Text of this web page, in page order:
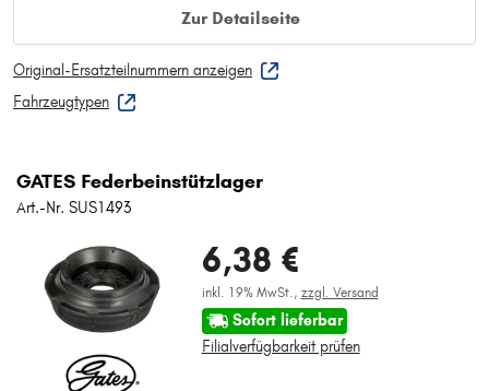
Zur Detailseite
Original-Ersatzteilnummern anzeigen
Fahrzeugtypen
GATES Federbeinstützlager
Art.-Nr. SUS1493
6,38 €
inkl. 19% MwSt., zzgl. Versand
Sofort lieferbar
Filialverfügbarkeit prüfen